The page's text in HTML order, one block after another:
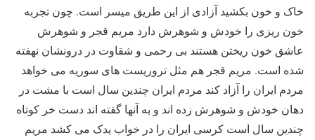
خاک و خون بکشید آزادی از این طریق میسر است. چون تجربه
خون ریزی را خودش و شوهرش دارد مریم قجر و شوهرش
عاشق خون ریختن هستند بی رحمی و شقاوت در درونشان نهفته
شده است. مریم قجر هم مثل تروریست های سوریه می خواهد
مردم ایران را آزاد کند مردم ایران چندین سال است با مشت در
دهان خودش و شوهرش زده اند و به آنها گفته اند دست خر کوتاه
چندین سال است کرسی ایران را در خواب یدک می کشد مریم